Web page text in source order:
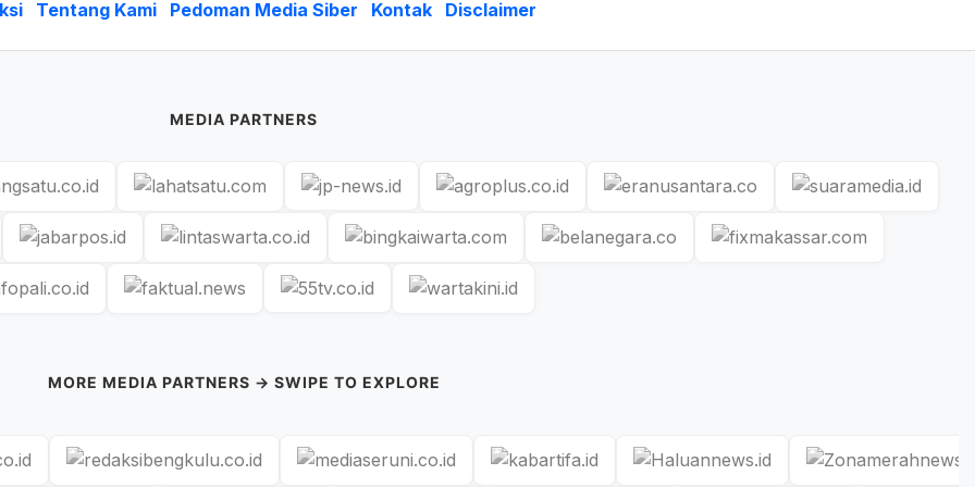
Tentang Kami Pedoman Media Siber Kontak Disclaimer
MEDIA PARTNERS
MORE MEDIA PARTNERS → SWIPE TO EXPLORE